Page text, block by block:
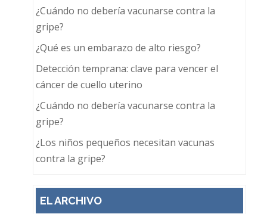
¿Cuándo no debería vacunarse contra la
gripe?
¿Qué es un embarazo de alto riesgo?
Detección temprana: clave para vencer el
cáncer de cuello uterino
¿Cuándo no debería vacunarse contra la
gripe?
¿Los niños pequeños necesitan vacunas
contra la gripe?
EL ARCHIVO